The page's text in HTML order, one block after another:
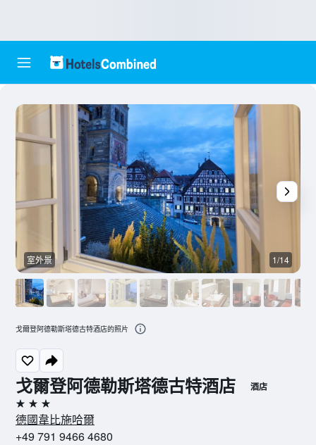
戈爾登阿德勒斯塔德古特酒店 酒店
3星級
德國韋比施哈爾
+49 791 9466 4680
室外景 1/14
戈爾登阿德勒斯塔德古特酒店的照片